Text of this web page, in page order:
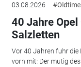
03.08.2026
40 Jahre
Salzletten
Vor 40 Jahren fuhr die
vorn mit: Der mutig